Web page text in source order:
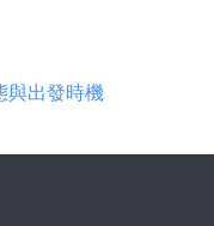
與出發時機